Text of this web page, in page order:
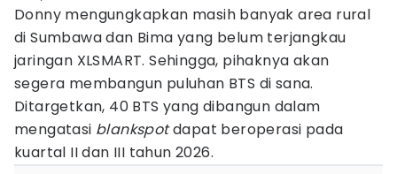
Donny mengungkapkan masih banyak area rural
di Sumbawa dan Bima yang belum terjangkau
jaringan XLSMART. Sehingga, pihaknya akan
segera membangun puluhan BTS di sana.
Ditargetkan, 40 BTS yang dibangun dalam
mengatasi blankspotdapat beroperasi pada
kuartal II dan III tahun 2026.